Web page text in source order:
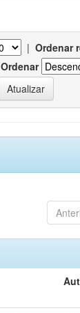
| Ordenar
Ordenar